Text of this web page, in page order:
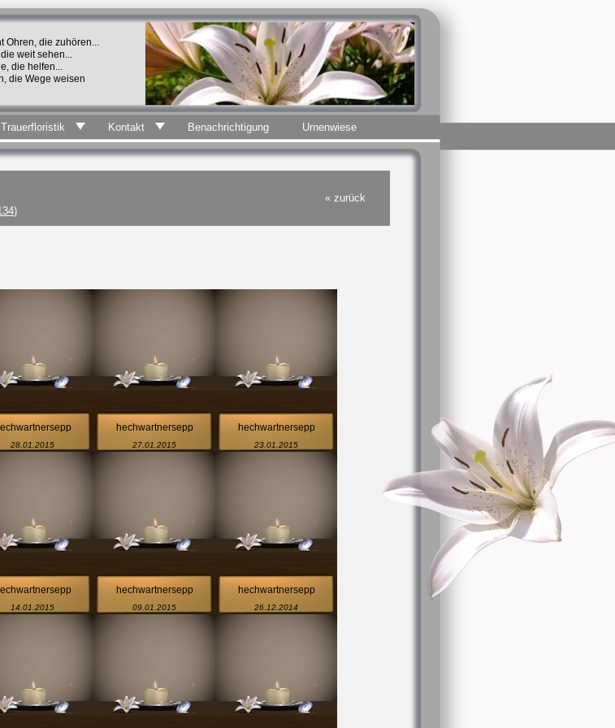
Trauerfloristik Kontakt Benachrichtigung Urnenwiese
« zurück
28.01.2015
hechwartnersepp
27.01.2015
hechwartnersepp
23.01.2015
14.01.2015
hechwartnersepp
09.01.2015
hechwartnersepp
26.12.2014
Ohren, die zuhören...
weit sehen...
die helfen...
die Wege weisen